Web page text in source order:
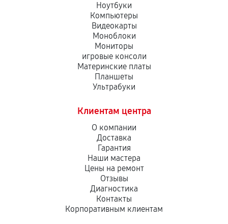
Ноутбуки
Компьютеры
Видеокарты
Моноблоки
Мониторы
игровые консоли
Материнские платы
Планшеты
Ультрабуки
Клиентам центра
О компании
Доставка
Гарантия
Наши мастера
Цены на ремонт
Отзывы
Диагностика
Контакты
Корпоративным клиентам